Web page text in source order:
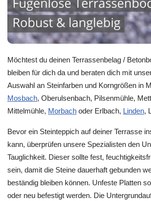
Möchtest du deinen Terrassenbelag /
bleiben für dich da und beraten dich mit
Auswahl an Steinfarben und Korngrößen in
Mosbach, Oberulsenbach, Pilsenmühle,
Mittelmühle, Morbach oder Erlbach, Linden,
Bevor ein Steinteppich auf deiner Terrasse
kann, überprüfen unsere Spezialisten den
Tauglichkeit. Dieser sollte fest,
sein, damit die Steine dauerhaft gebunden
beständig bleiben können. Unfeste Platten
oder neu befestigt werden. Die